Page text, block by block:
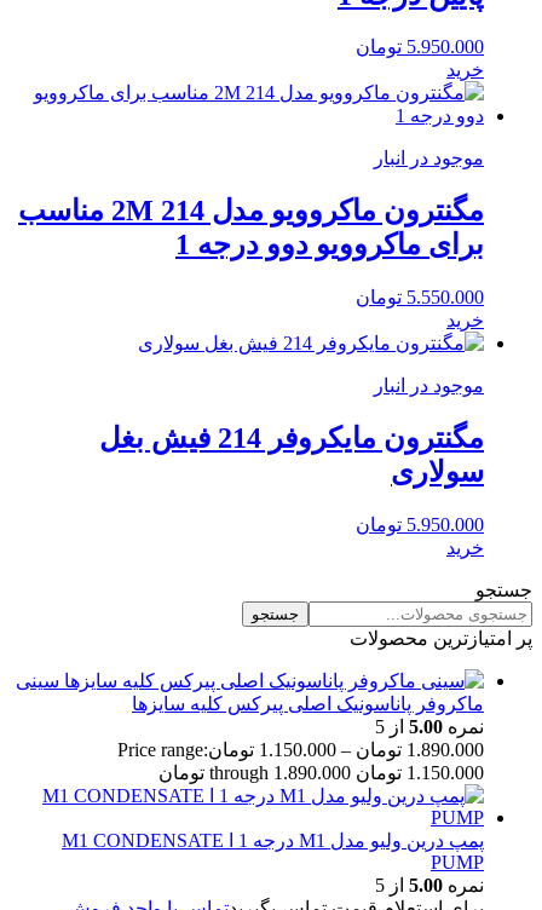
5.950.000 تومان
خرید
موجود در انبار
مگنترون ماکروویو مدل 2M 214 مناسب
برای ماکروویو دوو درجه 1
5.550.000 تومان
خرید
موجود در انبار
مگنترون مایکروفر 214 فیش بغل
سولاری
5.950.000 تومان
خرید
جستجو
جستجو
پر امتیازترین محصولات
سینی
ماکروفر پاناسونیک اصلی پیرکس کلیه سایزها
نمره 5.00 از 5
1.890.000 تومان –
1.150.000 تومانPrice range:
1.150.000 تومان through 1.890.000 تومان
پمپ درین ولیو مدل M1 درجه 1 ا M1 CONDENSATE
PUMP
نمره 5.00 از 5